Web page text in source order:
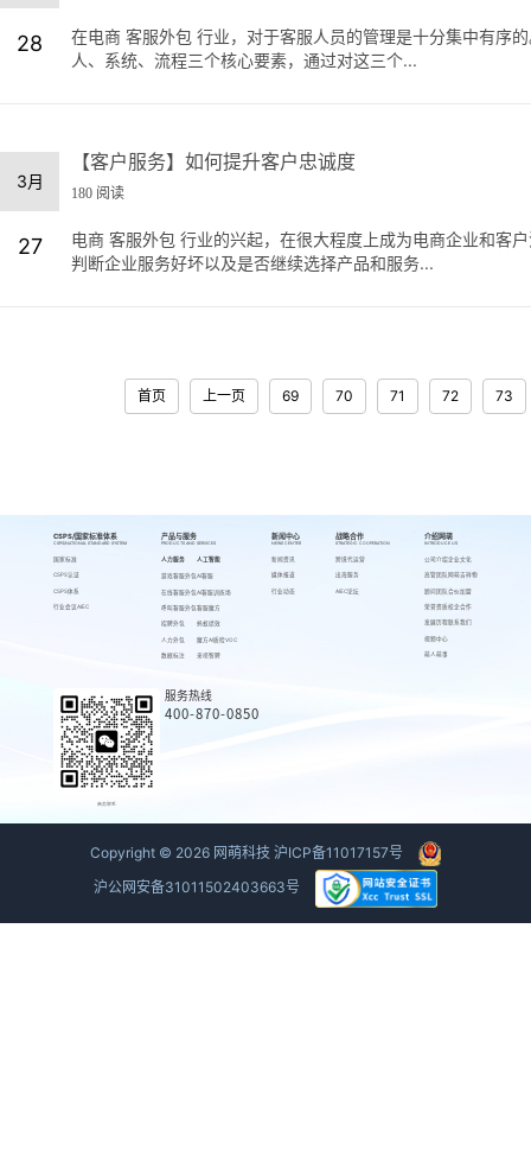
28
在电商 客服外包 行业，对于客服人员的管理是十分集中有序
人、系统、流程三个核心要素，通过对这三个...
3月
27
【客户服务】如何提升客户忠诚度
180 阅读
电商 客服外包 行业的兴起，在很大程度上成为电商企业和客
判断企业服务好坏以及是否继续选择产品和服务...
首页 上一页 69 70 71 72 73
CSPS/国家标准体系
CSPS/NATIONAL STANDARD SYSTEM
国家标准
CSPS认证
CSPS体系
行业会议AIEC
产品与服务
PRODUCTS AND SERVICES
人力服务
游戏客服外包
在线客服外包
呼叫客服外包
招聘外包
人力外包
数据标注
人工智能
AI客服
AI客服训练场
客服魔方
蚂蚁绩效
魔方AI质检VOC
来呗智聘
新闻中心
NEWS CENTER
新闻资讯
媒体报道
行业动态
战略合作
STRATEGIC COOPERATION
跨境代运营
出海服务
AIEC论坛
介绍网萌
INTRODUCE US
公司介绍
高管团队
顾问团队
荣誉资质
发展历程
视频中心
萌人萌事
企业文化
网萌吉祥物
合伙加盟
校企合作
联系我们
商务联系
服务热线
400-870-0850
Copyright © 2026 网萌科技 沪ICP备11017157号
沪公网安备31011502403663号